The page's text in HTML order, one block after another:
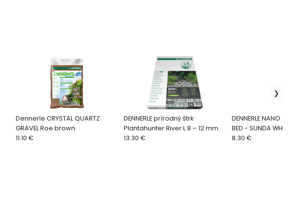
Dennerle CRYSTAL QUARTZ
GRAVEL Roe brown
11.10 €
DENNERLE prírodný štrk
Plantahunter River L 8 – 12 mm
13.30 €
DENNERLE NANO
BED - SUNDA WHITE
8.30 €